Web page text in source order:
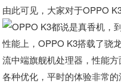
由此可见，大家对于OPPO
性能上，OPPO K3搭载了骁
流中端旗舰机处理器，性能
各种优化，平时的体验非常